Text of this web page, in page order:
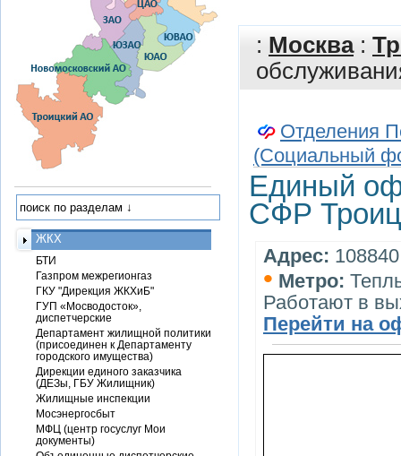
: Москва:
Отделения
(Социальный
Единый
СФР
Адрес:
• Метро:
Работают в
Перейти на
ЖКХ
БТИ
Газпром межрегионгаз
ГКУ "Дирекция ЖКХиБ"
ГУП «Мосводосток»,
диспетчерские
Департамент жилищной политики
(присоединен к Департаменту
городского имущества)
Дирекции единого заказчика
(ДЕЗы, ГБУ Жилищник)
Жилищные инспекции
Мосэнергосбыт
МФЦ (центр госуслуг Мои
документы)